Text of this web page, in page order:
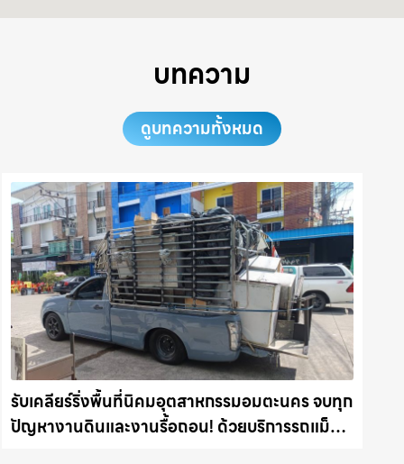
บทความ
ดูบทความทั้งหมด
รับเคลียร์ริ่งพื้นที่นิคมอุตสาหกรรมอมตะนคร จบทุก
ปัญหางานดินและงานรื้อถอน! ด้วยบริการรถแม็ค